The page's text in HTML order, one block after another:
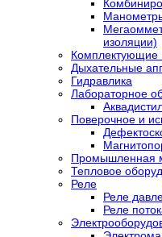
изоляции)
Комплектующие
Дыхательные
Гидравлика
Лабораторное
Поверочное и
Промышленная
Тепловое
Реле
Реле
Реле